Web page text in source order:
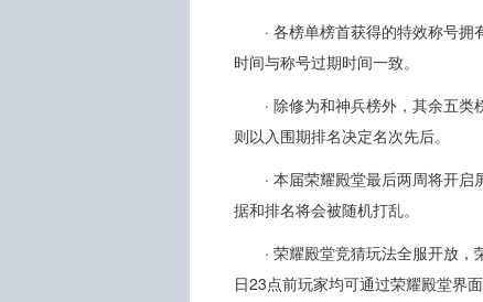
· 各榜单榜首获得的特效称号
时间与称号过期时间一致。
· 除修为和神兵榜外，其余五
则以入围期排名决定名次先后。
· 本届荣耀殿堂最后两周将开
据和排名将会被随机打乱。
· 荣耀殿堂竞猜玩法全服开放
日23点前玩家均可通过荣耀殿堂界